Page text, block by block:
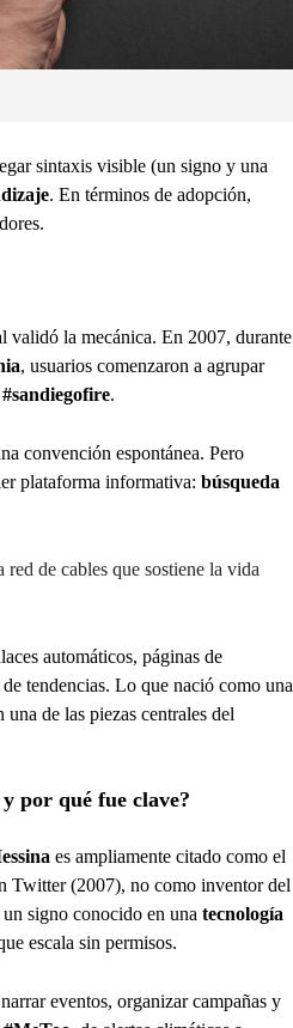
sintaxis visible (un signo y una
. En términos de adopción,
validó la mecánica. En 2007, durante
, usuarios comenzaron a agrupar
#sandiegofire.
convención espontánea. Pero
plataforma informativa: búsqueda
de cables que sostiene la vida
automáticos, páginas de
tendencias. Lo que nació como una
de las piezas centrales del
por qué fue clave?
es ampliamente citado como el
Twitter (2007), no como inventor del
signo conocido en una tecnología
escala sin permisos.
eventos, organizar campañas y